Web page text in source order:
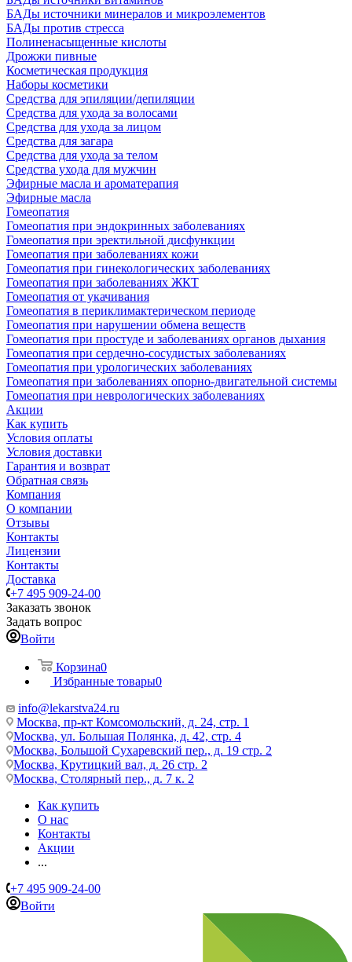
БАДы источники минералов и микроэлементов
БАДы против стресса
Полиненасыщенные кислоты
Дрожжи пивные
Косметическая продукция
Наборы косметики
Средства для эпиляции/депиляции
Средства для ухода за волосами
Средства для ухода за лицом
Средства для загара
Средства для ухода за телом
Средства ухода для мужчин
Эфирные масла и ароматерапия
Эфирные масла
Гомеопатия
Гомеопатия при эндокринных заболеваниях
Гомеопатия при эректильной дисфункции
Гомеопатия при заболеваниях кожи
Гомеопатия при гинекологических заболеваниях
Гомеопатия при заболеваниях ЖКТ
Гомеопатия от укачивания
Гомеопатия в периклимактерическом периоде
Гомеопатия при нарушении обмена веществ
Гомеопатия при простуде и заболеваниях органов дыхания
Гомеопатия при сердечно-сосудистых заболеваниях
Гомеопатия при урологических заболеваниях
Гомеопатия при заболеваниях опорно-двигательной системы
Гомеопатия при неврологических заболеваниях
Акции
Как купить
Условия оплаты
Условия доставки
Гарантия и возврат
Обратная связь
Компания
О компании
Отзывы
Контакты
Лицензии
Контакты
Доставка
+7 495 909-24-00
Заказать звонок
Задать вопрос
Войти
Корзина0
Избранные товары0
info@lekarstva24.ru
Москва, пр-кт Комсомольский, д. 24, стр. 1
Москва, ул. Большая Полянка, д. 42, стр. 4
Москва, Большой Сухаревский пер., д. 19 стр. 2
Москва, Крутицкий вал, д. 26 стр. 2
Москва, Столярный пер., д. 7 к. 2
Как купить
О нас
Контакты
Акции
...
+7 495 909-24-00
Войти